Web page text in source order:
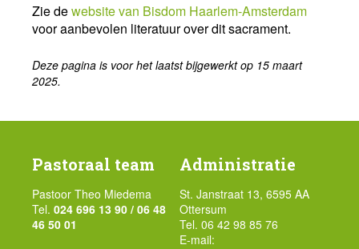
Zie dewebsite van Bisdom Haarlem-Amsterdam
voor aanbevolen literatuur over dit sacrament.
Deze pagina is voor het laatst bijgewerkt op 15 maart
2025.
Pastoraal team
Pastoor Theo Miedema
Tel. 024 696 13 90 / 06 48
46 50 01
Administratie
St. Janstraat 13, 6595 AA
Ottersum
Tel. 06 42 98 85 76
E-mail: